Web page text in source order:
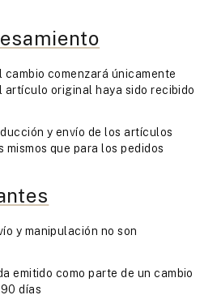
cambio comenzará únicamente
artículo original haya sido recibido
y envío de los artículos
mismos que para los pedidos
y manipulación no son
emitido como parte de un cambio
días